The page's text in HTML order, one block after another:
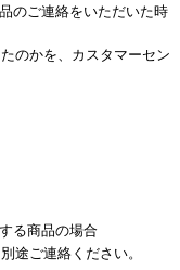
のご連絡をいただいた時
のかを、カスタマーセン
る商品の場合
途ご連絡ください。